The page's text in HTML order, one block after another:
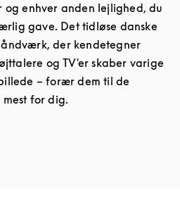
enhver anden lejlighed, du
gave. Det tidløse danske
der kendetegner
og TV'er skaber varige
– forær dem til de
for dig.
New Tab